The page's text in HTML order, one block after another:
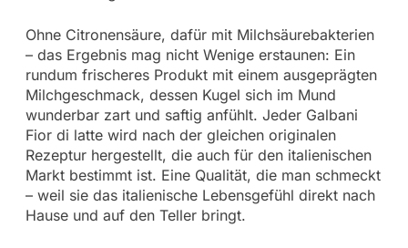
Ohne Citronensäure, dafür mit Milchsäurebakterien
– das Ergebnis mag nicht Wenige erstaunen: Ein
rundum frischeres Produkt mit einem ausgeprägten
Milchgeschmack, dessen Kugel sich im Mund
wunderbar zart und saftig anfühlt. Jeder Galbani
Fior di latte wird nach der gleichen originalen
Rezeptur hergestellt, die auch für den italienischen
Markt bestimmt ist. Eine Qualität, die man schmeckt
– weil sie das italienische Lebensgefühl direkt nach
Hause und auf den Teller bringt.